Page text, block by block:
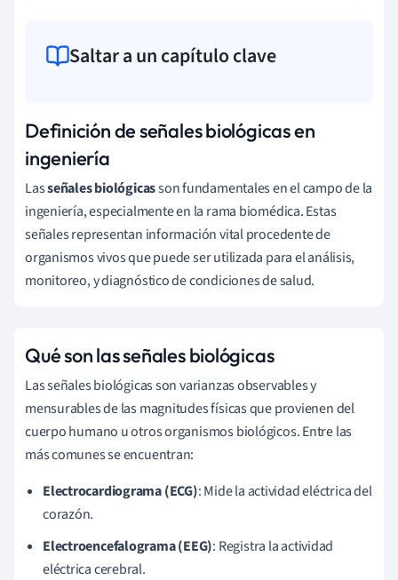
Saltar a un capítulo clave
Definición de señales biológicas en
ingeniería
Lasseñales biológicasson fundamentales en el campo de la
ingeniería, especialmente en la rama biomédica. Estas
señales representan información vital procedente de
organismos vivos que puede ser utilizada para el análisis,
monitoreo, y diagnóstico de condiciones de salud.
Qué son las señales biológicas
Las señales biológicas son varianzas observables y
mensurables de las magnitudes físicas que provienen del
cuerpo humano u otros organismos biológicos. Entre las
más comunes se encuentran:
Electrocardiograma (ECG): Mide la actividad eléctrica del
corazón.
Electroencefalograma (EEG): Registra la actividad
eléctrica cerebral.